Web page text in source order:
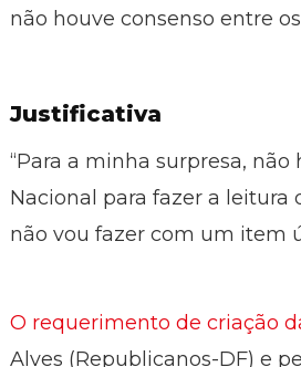
não houve consenso entre
Justificativa
“Para a minha surpresa,
Nacional para fazer a
não vou fazer com um item
O requerimento de criação
Alves (Republicanos-DF) e